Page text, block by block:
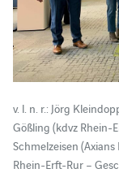
v. l. n. r.: Jörg
Gößling (kdvz Rhein-
Schmelzeisen
Rhein-Erft-Rur –